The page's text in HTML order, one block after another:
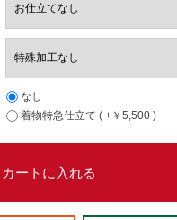
なし
着物特急仕立て ( +￥5,500 )